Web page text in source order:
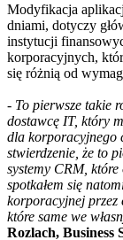
Modyfikacja
dniami, dotyczy
instytucji
korporacyjnych,
się różnią od
- To pierwsze takie
dostawcę IT, który
dla korporacyjnego
stwierdzenie, że to
systemy CRM,
spotkałem się
korporacyjnej przez
które same we
Rozlach, Business